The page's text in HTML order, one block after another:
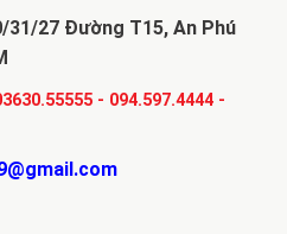
31/27 Đường T15, An Phú
- 094.597.4444-